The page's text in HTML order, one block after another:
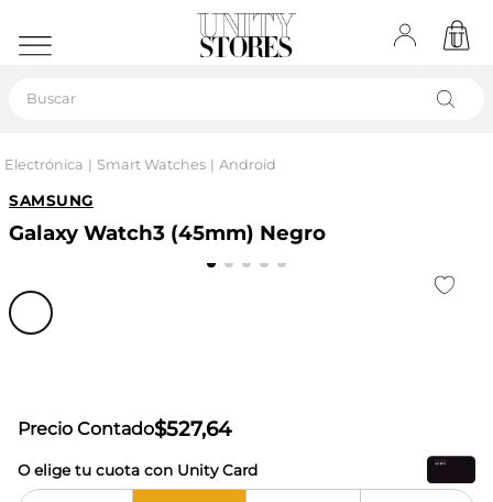
Electrónica Smart Watches Android
SAMSUNG
Galaxy Watch3 (45mm) Negro
Precio Contado$527,64
O elige tu cuota con Unity Card